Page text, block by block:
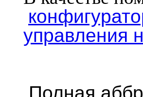
управления
Полная